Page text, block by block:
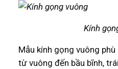
Kính
Mẫu kính gọng vuông
từ vuông đến bầu bĩnh,